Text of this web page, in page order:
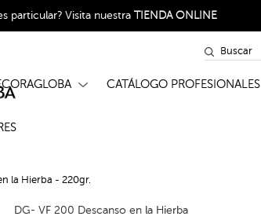
particular?Visita nuestraTIENDA ONLINE
CATÁLOGO PROFESIONALES
la Hierba - 220gr.
DG- VF 200 Descanso en la Hierba